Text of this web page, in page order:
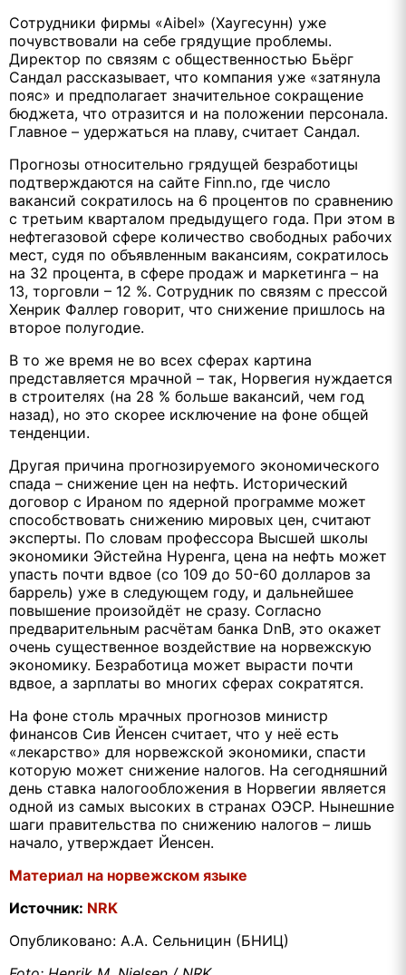
Сотрудники фирмы «Aibel» (Хаугесунн) уже
почувствовали на себе грядущие проблемы.
Директор по связям с общественностью Бьёрг
Сандал рассказывает, что компания уже «затянула
пояс» и предполагает значительное сокращение
бюджета, что отразится и на положении персонала.
Главное – удержаться на плаву, считает Сандал.
Прогнозы относительно грядущей безработицы
подтверждаются на сайте Finn.no, где число
вакансий сократилось на 6 процентов по сравнению
с третьим кварталом предыдущего года. При этом в
нефтегазовой сфере количество свободных рабочих
мест, судя по объявленным вакансиям, сократилось
на 32 процента, в сфере продаж и маркетинга – на
13, торговли – 12 %. Сотрудник по связям с прессой
Хенрик Фаллер говорит, что снижение пришлось на
второе полугодие.
В то же время не во всех сферах картина
представляется мрачной – так, Норвегия нуждается
в строителях (на 28 % больше вакансий, чем год
назад), но это скорее исключение на фоне общей
тенденции.
Другая причина прогнозируемого экономического
спада – снижение цен на нефть. Исторический
договор с Ираном по ядерной программе может
способствовать снижению мировых цен, считают
эксперты. По словам профессора Высшей школы
экономики Эйстейна Нуренга, цена на нефть может
упасть почти вдвое (со 109 до 50-60 долларов за
баррель) уже в следующем году, и дальнейшее
повышение произойдёт не сразу. Согласно
предварительным расчётам банка DnB, это окажет
очень существенное воздействие на норвежскую
экономику. Безработица может вырасти почти
вдвое, а зарплаты во многих сферах сократятся.
На фоне столь мрачных прогнозов министр
финансов Сив Йенсен считает, что у неё есть
«лекарство» для норвежской экономики, спасти
которую может снижение налогов. На сегодняшний
день ставка налогообложения в Норвегии является
одной из самых высоких в странах ОЭСР. Нынешние
шаги правительства по снижению налогов – лишь
начало, утверждает Йенсен.
Материал на норвежском языке
Источник: NRK
Опубликовано: А.А. Сельницин (БНИЦ)